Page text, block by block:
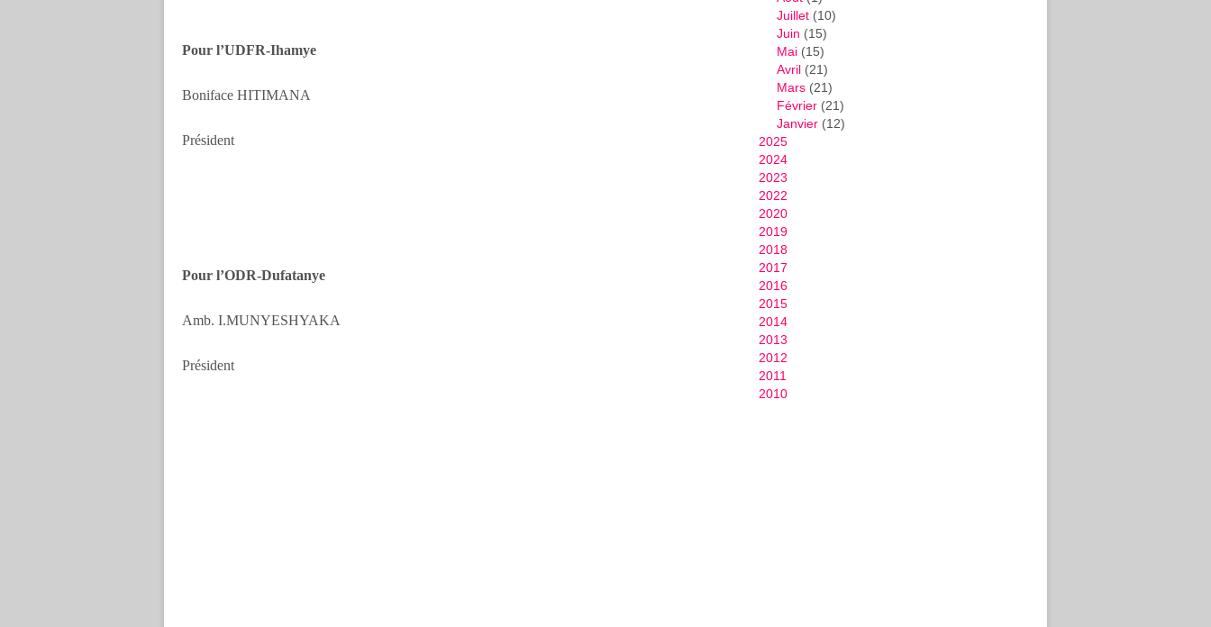
Pour l’UDFR-Ihamye
Boniface HITIMANA
Président
Pour l’ODR-Dufatanye
Amb. I.MUNYESHYAKA
Président
Juillet (10)
Juin (15)
Mai (15)
Avril (21)
Mars (21)
Février (21)
Janvier (12)
2025
2024
2023
2022
2020
2019
2018
2017
2016
2015
2014
2013
2012
2011
2010